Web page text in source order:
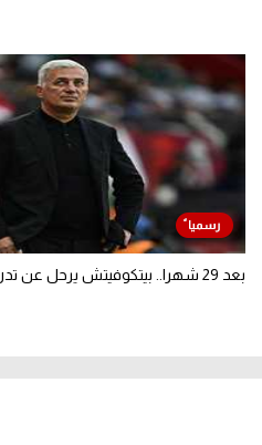
بعد 29 شهرا.. بيتكوفيتش يرحل عن تدريب الجزائر